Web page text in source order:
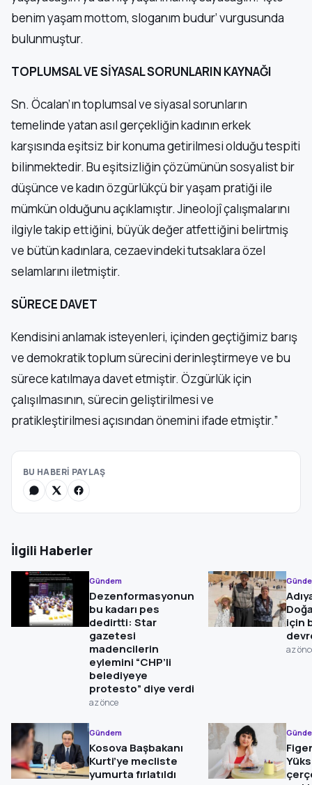
benim yaşam mottom, sloganım budur’ vurgusunda
bulunmuştur.
TOPLUMSAL VE SİYASAL SORUNLARIN KAYNAĞI
Sn. Öcalan’ın toplumsal ve siyasal sorunların
temelinde yatan asıl gerçekliğin kadının erkek
karşısında eşitsiz bir konuma getirilmesi olduğu tespiti
bilinmektedir. Bu eşitsizliğin çözümünün sosyalist bir
düşünce ve kadın özgürlükçü bir yaşam pratiği ile
mümkün olduğunu açıklamıştır. Jineolojî çalışmalarını
ilgiyle takip ettiğini, büyük değer atfettiğini belirtmiş
ve bütün kadınlara, cezaevindeki tutsaklara özel
selamlarını iletmiştir.
SÜRECE DAVET
Kendisini anlamak isteyenleri, içinden geçtiğimiz barış
ve demokratik toplum sürecini derinleştirmeye ve bu
sürece katılmaya davet etmiştir. Özgürlük için
çalışılmasının, sürecin geliştirilmesi ve
pratikleştirilmesi açısından önemini ifade etmiştir.”
BU HABERİ PAYLAŞ
İlgili Haberler
Gündem
Dezenformasyonun
bu kadarı pes
dedirtti: Star
gazetesi
madencilerin
eylemini “CHP’li
belediyeye
protesto” diye verdi
az önce
için
az
Gündem
Kosova Başbakanı
Kurti’ye mecliste
yumurta fırlatıldı